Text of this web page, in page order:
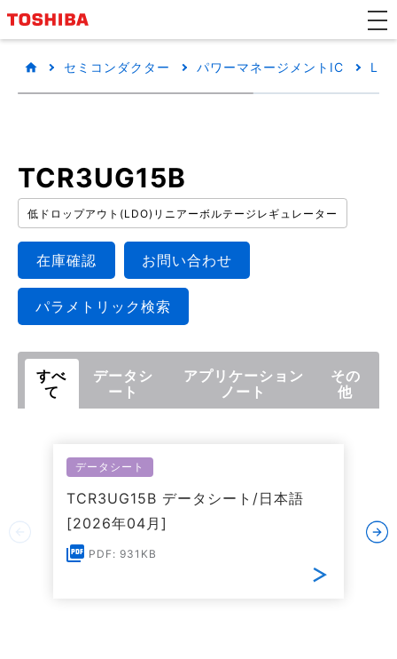
セミコンダクター パワーマネージメントIC
TCR3UG15B
低ドロップアウト(LDO)リニアーボルテージレギュレーター
在庫確認 お問い合わせ
パラメトリック検索
すべ
て
データシ
ート
アプリケーション
ノート
その
他
データシート
TCR3UG15B データシート/日本語
[2026年04月]
PDF: 931KB